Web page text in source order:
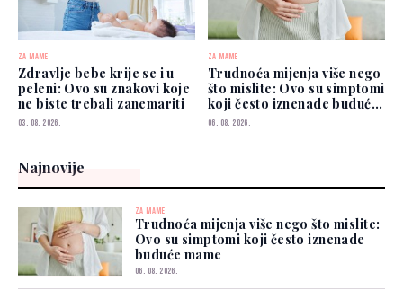
ZA MAME
Zdravlje bebe krije se i u
peleni: Ovo su znakovi koje
ne biste trebali zanemariti
03. 08. 2026.
ZA MAME
Trudnoća mijenja više nego
što mislite: Ovo su simptomi
koji često iznenade buduće
mame
06. 08. 2026.
Najnovije
ZA MAME
Trudnoća mijenja više nego što mislite:
Ovo su simptomi koji često iznenade
buduće mame
06. 08. 2026.